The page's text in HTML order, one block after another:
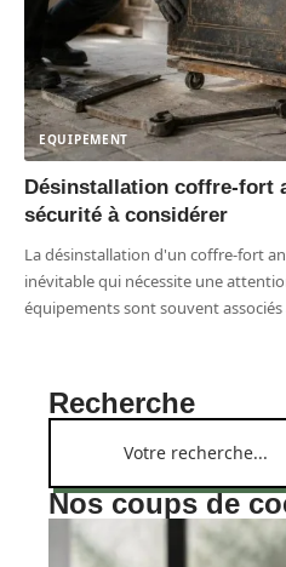
EQUIPEMENT
Désinstallation coffre-fort
sécurité à considérer
La désinstallation d'un coffre-fort
inévitable qui nécessite une
équipements sont souvent associés
Recherche
Nos coups de